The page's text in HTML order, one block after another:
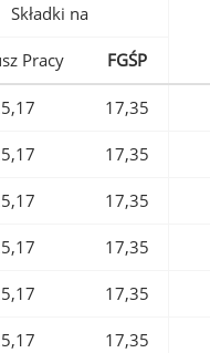
Składki na
Pracy FGŚP
17,35
17,35
17,35
17,35
17,35
17,35